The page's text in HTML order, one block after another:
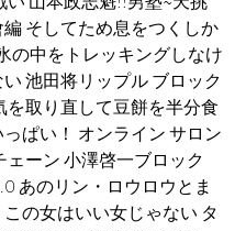
そしてため息をつくしか
の中をトレッキングしなけ
池田将リップル ブロック
を取り直して豆餅を半分食
ぱい！ オンライン サロン
ェーン 小澤啓一ブロック
あのリン・ロウロウとま
の女はいい女じゃない タ